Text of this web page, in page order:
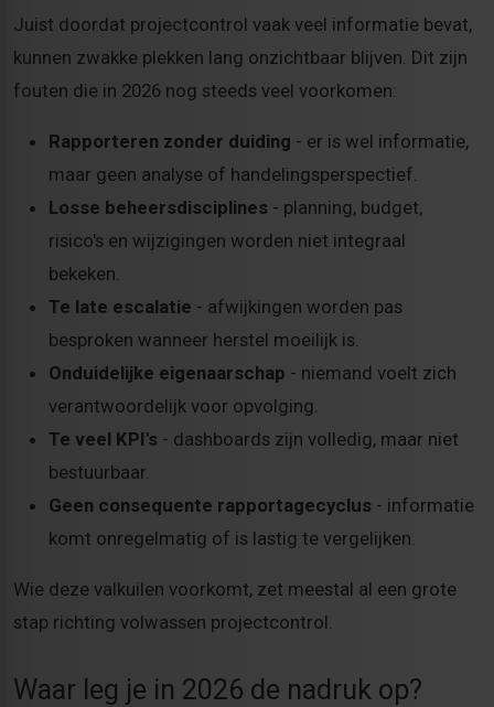
Juist doordat projectcontrol vaak veel informatie bevat,
kunnen zwakke plekken lang onzichtbaar blijven. Dit zijn
fouten die in 2026 nog steeds veel voorkomen:
Rapporteren zonder duiding - er is wel informatie,
maar geen analyse of handelingsperspectief.
Losse beheersdisciplines - planning, budget,
risico's en wijzigingen worden niet integraal
bekeken.
Te late escalatie - afwijkingen worden pas
besproken wanneer herstel moeilijk is.
Onduidelijke eigenaarschap - niemand voelt zich
verantwoordelijk voor opvolging.
Te veel KPI's - dashboards zijn volledig, maar niet
bestuurbaar.
Geen consequente rapportagecyclus - informatie
komt onregelmatig of is lastig te vergelijken.
Wie deze valkuilen voorkomt, zet meestal al een grote
stap richting volwassen projectcontrol.
Waar leg je in 2026 de nadruk op?